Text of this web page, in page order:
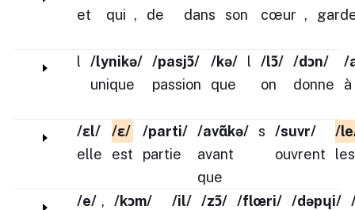
et
qui ,
de
dans
son
cœur ,
l
/lynikə/
unique
/pasjɔ̃/
passion
/kə/
que
l
/lɔ̃/
on
/dɔn/
donne
/
à
/ɛl/
elle
/ɛ/
est
/parti/
partie
/avɑ̃kə/
avant
que
s
/suvr/
ouvrent
/
les
/e/ ,
/kɔm/
/il/ /zɔ̃/ /flœri/ /dəpɥi/